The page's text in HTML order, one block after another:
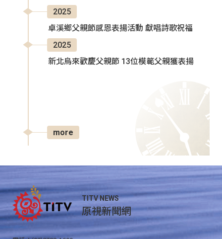
2025
卓溪鄉父親節感恩表揚活動 獻唱詩歌祝福
2025
新北烏來歡慶父親節 13位模範父親獲表揚
more
TITV NEWS
原視新聞網